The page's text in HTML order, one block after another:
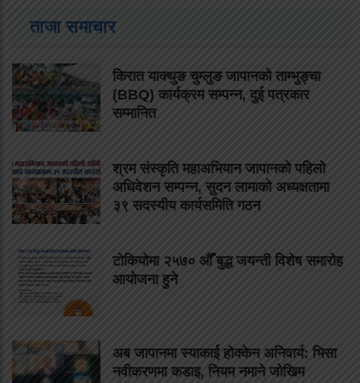
ताजा समाचार
किरात याक्थुङ चुम्लुङ जापानको ताम्भुङ्चा
(BBQ) कार्यक्रम सम्पन्न, दुई पत्रकार
सम्मानित
श्रम संस्कृति महाअभियान जापानको पहिलो
अधिवेशन सम्पन्न, सुदन लामाको अध्यक्षतामा
३९ सदस्यीय कार्यसमिति गठन
टोकियोमा २५७० औँ बुद्ध जयन्ती विशेष समारोह
आयोजना हुने
अब जापानमा स्याकाई होक्केन अनिवार्य: भिसा
नवीकरणमा कडाइ, नियम नमाने जोखिम